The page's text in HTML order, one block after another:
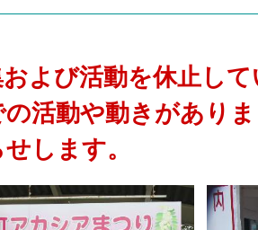
よび活動を休止し
活動や動きがあり
します。